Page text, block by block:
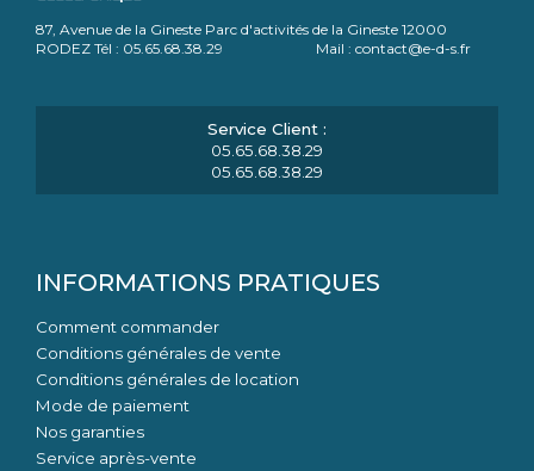
87, Avenue de la Gineste Parc d'activités de la Gineste 12000
RODEZ Tél : 05.65.68.38.29 Mail : contact@e-d-s.fr
05.65.68.38.29
05.65.68.38.29
INFORMATIONS PRATIQUES
Comment commander
Conditions générales de vente
Conditions générales de location
Mode de paiement
Nos garanties
Service après-vente